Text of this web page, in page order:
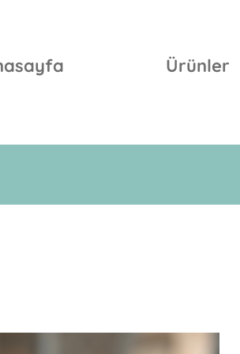
Ürünler